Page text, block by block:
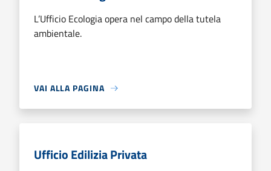
L’Ufficio Ecologia opera nel campo della tutela
ambientale.
VAI ALLA PAGINA
Ufficio Edilizia Privata